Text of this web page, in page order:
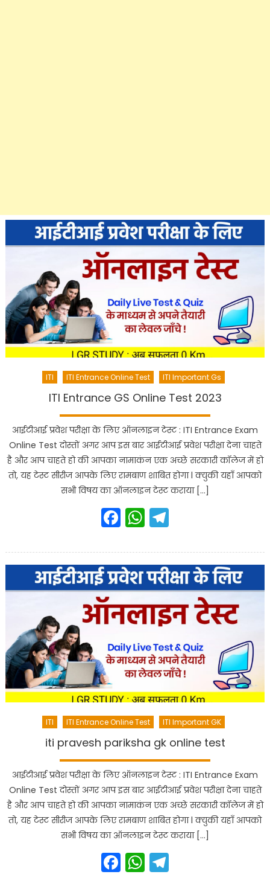
ITI ITI Entrance Online Test ITI Important Gs
ITI Entrance GS Online Test 2023
आईटीआई प्रवेश परीक्षा के लिए ऑनलाइन टेस्ट : ITI Entrance Exam
Online Test दोस्तों अगर आप इस बार आईटीआई प्रवेश परीक्षा देना चाहते
है और आप चाहते हो की आपका नामाकंन एक अच्छे सरकारी कॉलेज में हो
तो, यह टेस्ट सीरीज आपके लिए रामबाण शाबित होगा l क्युकी यहाँ आपको
सभी विषय का ऑनलाइन टेस्ट कराया […]
Facebook
WhatsApp
ITI ITI Entrance Online Test ITI Important GK
iti pravesh pariksha gk online test
आईटीआई प्रवेश परीक्षा के लिए ऑनलाइन टेस्ट : ITI Entrance Exam
Online Test दोस्तों अगर आप इस बार आईटीआई प्रवेश परीक्षा देना चाहते
है और आप चाहते हो की आपका नामाकंन एक अच्छे सरकारी कॉलेज में हो
तो, यह टेस्ट सीरीज आपके लिए रामबाण शाबित होगा l क्युकी यहाँ आपको
सभी विषय का ऑनलाइन टेस्ट कराया […]
Facebook
WhatsApp